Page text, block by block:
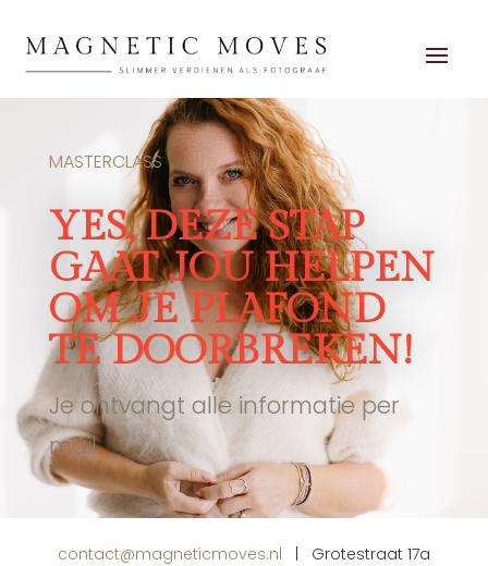
MASTERCLASS
YES, DEZE STAP
GAAT JOU HELPEN
OM JE PLAFOND
TE DOORBREKEN!
Je ontvangt alle informatie per
mail.
contact@magneticmoves.nl | Grotestraat 17a